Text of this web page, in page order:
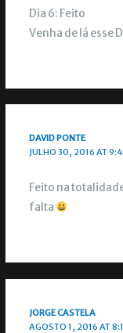
Dia 6: Feito
Venha de lá esse
DAVID PONTE
JULHO 30, 2016 AT
Feito na
falta
JORGE CASTELA
AGOSTO 1, 2016 AT